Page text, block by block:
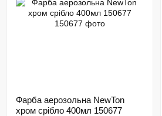
Фарба аерозольна NewTon
хром срібло 400мл 150677